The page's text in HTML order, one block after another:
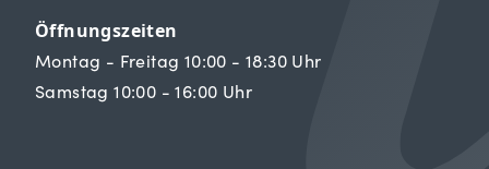
Öffnungszeiten
Montag - Freitag 10:00 - 18:30 Uhr
Samstag 10:00 - 16:00 Uhr